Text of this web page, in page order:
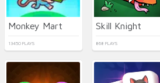
Monkey Mart
13450 PLAYS
Skill Knight
868 PLAYS